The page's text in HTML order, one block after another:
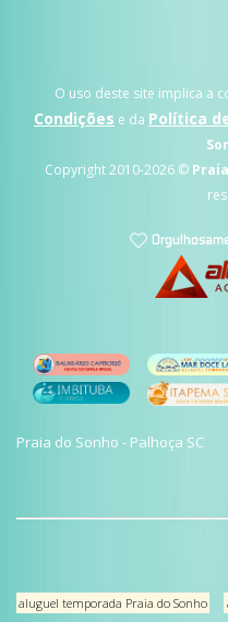
O uso deste site implica a
Condições e da Política
Copyright 2010-2026 ©
Praia do Sonho - Palhoça SC
aluguel temporada Praia do Sonho